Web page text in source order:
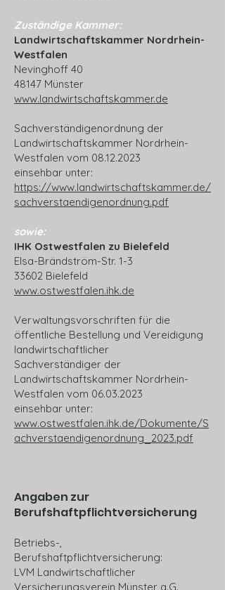
Zuständige Kammer:
Landwirtschaftskammer Nordrhein-
Westfalen
Nevinghoff 40
48147 Münster
www.landwirtschaftskammer.de
Sachverständigenordnung der
Landwirtschaftskammer Nordrhein-
Westfalen vom 08.12.2023
einsehbar unter:
https://www.landwirtschaftskammer.de/
sachverstaendigenordnung.pdf
sowie:
IHK Ostwestfalen zu Bielefeld
Elsa-Brändström-Str. 1-3
33602 Bielefeld
www.ostwestfalen.ihk.de
Verwaltungsvorschriften für die
öffentliche Bestellung und Vereidigung
landwirtschaftlicher
Sachverständiger der
Landwirtschaftskammer Nordrhein-
Westfalen vom 06.03.2023
einsehbar unter:
www.ostwestfalen.ihk.de/Dokumente/S
achverstaendigenordnung_2023.pdf
Angaben zur
Berufshaftpflichtversicherung
Betriebs-,
Berufshaftpflichtversicherung:
LVM Landwirtschaftlicher
Versicherungsverein Münster a.G.